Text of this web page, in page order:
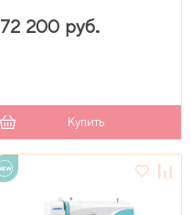
72 200 руб.
Купить